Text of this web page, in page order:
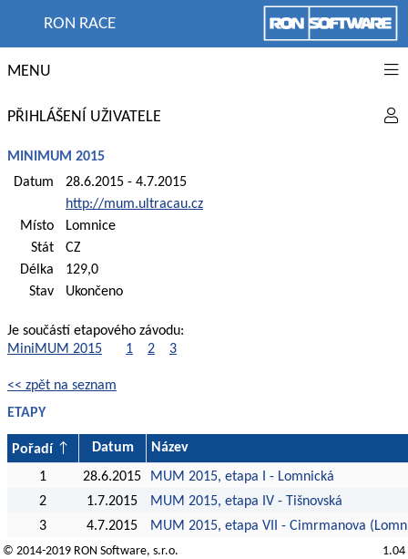
RON RACE
MENU
PŘIHLÁŠENÍ UŽIVATELE
MINIMUM 2015
Datum
28.6.2015 - 4.7.2015
http://mum.ultracau.cz
Místo
Lomnice
Stát
CZ
Délka
129,0
Stav
Ukončeno
Je součástí etapového závodu:
MiniMUM 2015
1 2 3
<< zpět na seznam
ETAPY
Pořadí Datum
Název
1
28.6.2015
MUM 2015, etapa I - Lomnická
2
1.7.2015
MUM 2015, etapa IV - Tišnovská
3
4.7.2015 MUM 2015, etapa VII - Cimrmanova
© 2014-2019 RON Software, s.r.o. 1.04